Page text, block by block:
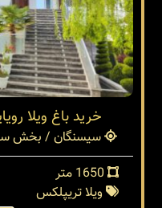
خرید باغ ویلا
سیسنگان / بخش
ویلا تریپلکس